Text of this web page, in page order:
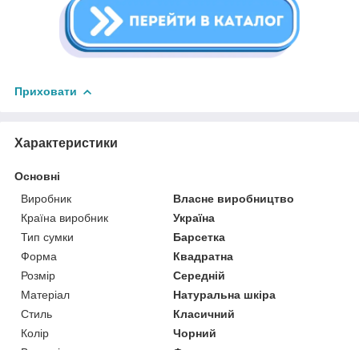
Приховати
Характеристики
Основні
Виробник
Власне виробництво
Країна виробник
Україна
Тип сумки
Барсетка
Форма
Квадратна
Розмір
Середній
Матеріал
Натуральна шкіра
Стиль
Класичний
Колір
Чорний